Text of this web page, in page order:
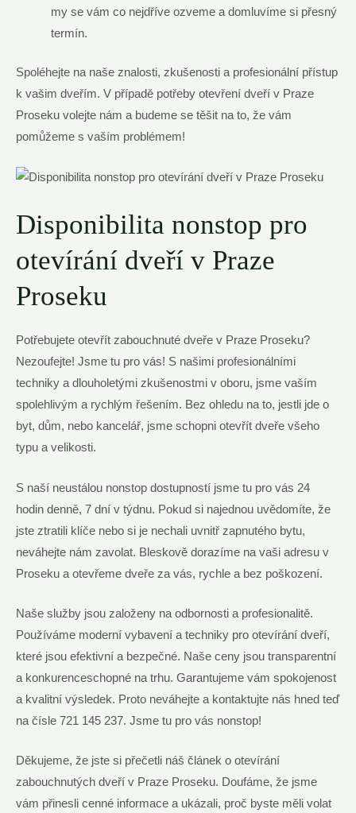
my se vám co nejdříve ozveme a domluvíme si přesný
termín.
Spoléhejte na naše znalosti, zkušenosti a profesionální přístup
k vašim dveřím. V případě potřeby otevření dveří v Praze
Proseku volejte nám a budeme se těšit na to, že vám
pomůžeme s vaším problémem!
Disponibilita nonstop pro
otevírání dveří v Praze
Proseku
Potřebujete otevřít zabouchnuté dveře v Praze Proseku?
Nezoufejte! Jsme tu pro vás! S našimi profesionálními
techniky a dlouholetými zkušenostmi v oboru, jsme vaším
spolehlivým a rychlým řešením. Bez ohledu na to, jestli jde o
byt, dům, nebo kancelář, jsme schopni otevřít dveře všeho
typu a velikosti.
S naší neustálou nonstop dostupností jsme tu pro vás 24
hodin denně, 7 dní v týdnu. Pokud si najednou uvědomíte, že
jste ztratili klíče nebo si je nechali uvnitř zapnutého bytu,
neváhejte nám zavolat. Bleskově dorazíme na vaši adresu v
Proseku a otevřeme dveře za vás, rychle a bez poškození.
Naše služby jsou založeny na odbornosti a profesionalitě.
Používáme moderní vybavení a techniky pro otevírání dveří,
které jsou efektivní a bezpečné. Naše ceny jsou transparentní
a konkurenceschopné na trhu. Garantujeme vám spokojenost
a kvalitní výsledek. Proto neváhejte a kontaktujte nás hned teď
na čísle 721 145 237. Jsme tu pro vás nonstop!
Děkujeme, že jste si přečetli náš článek o otevírání
zabouchnutých dveří v Praze Proseku. Doufáme, že jsme
vám přinesli cenné informace a ukázali, proč byste měli volat